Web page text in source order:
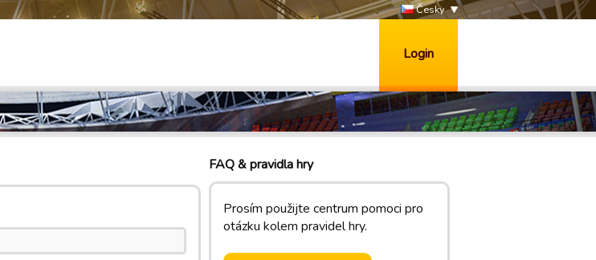
Česky
Login
FAQ & pravidla hry
Prosím použijte centrum pomoci pro
otázku kolem pravidel hry.